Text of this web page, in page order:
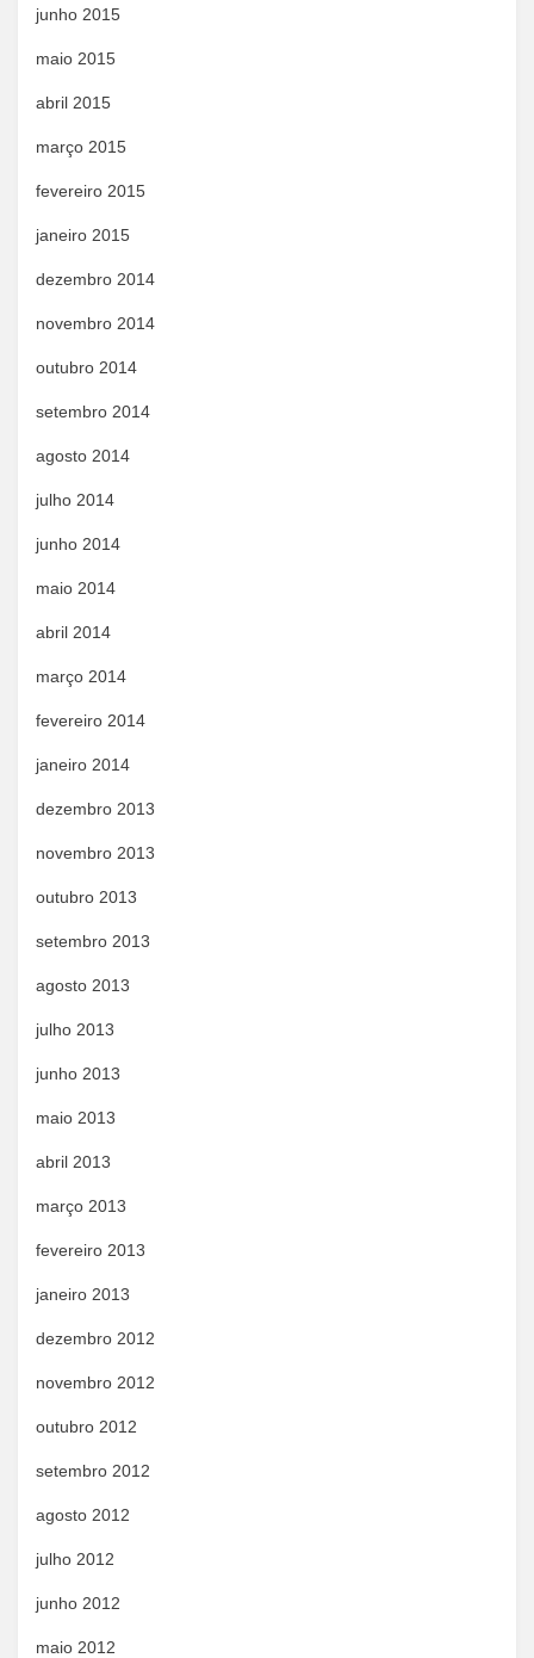
junho 2015
maio 2015
abril 2015
março 2015
fevereiro 2015
janeiro 2015
dezembro 2014
novembro 2014
outubro 2014
setembro 2014
agosto 2014
julho 2014
junho 2014
maio 2014
abril 2014
março 2014
fevereiro 2014
janeiro 2014
dezembro 2013
novembro 2013
outubro 2013
setembro 2013
agosto 2013
julho 2013
junho 2013
maio 2013
abril 2013
março 2013
fevereiro 2013
janeiro 2013
dezembro 2012
novembro 2012
outubro 2012
setembro 2012
agosto 2012
julho 2012
junho 2012
maio 2012